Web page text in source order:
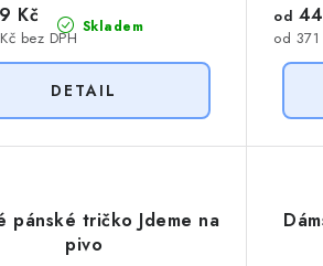
Skladem
bez DPH
Kč
od 371
od
pánské tričko Jdeme na
pivo